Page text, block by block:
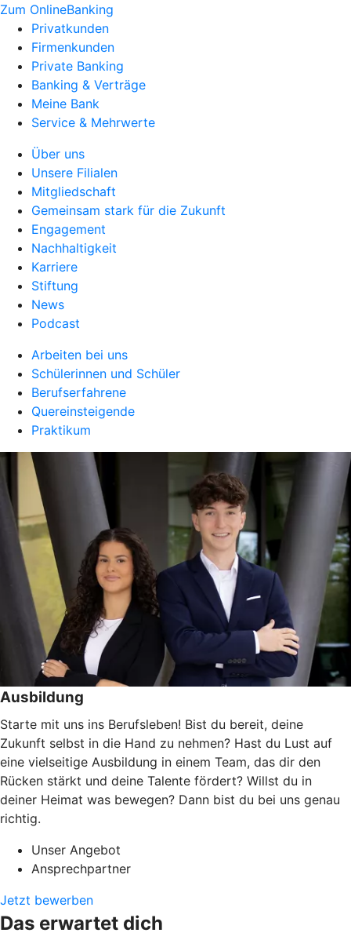
Zum OnlineBanking
Privatkunden
Firmenkunden
Private Banking
Banking & Verträge
Meine Bank
Service & Mehrwerte
Über uns
Unsere Filialen
Mitgliedschaft
Gemeinsam stark für die Zukunft
Engagement
Nachhaltigkeit
Karriere
Stiftung
News
Podcast
Arbeiten bei uns
Schülerinnen und Schüler
Berufserfahrene
Quereinsteigende
Praktikum
Ausbildung
Starte mit uns ins Berufsleben! Bist du bereit, deine
Zukunft selbst in die Hand zu nehmen? Hast du Lust auf
eine vielseitige Ausbildung in einem Team, das dir den
Rücken stärkt und deine Talente fördert? Willst du in
deiner Heimat was bewegen? Dann bist du bei uns genau
richtig.
Unser Angebot
Ansprechpartner
Jetzt bewerben
Das erwartet dich